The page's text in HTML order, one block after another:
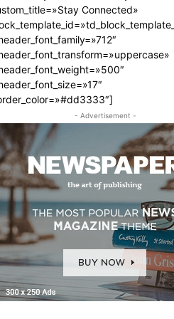
Connected»
- Advertisement -